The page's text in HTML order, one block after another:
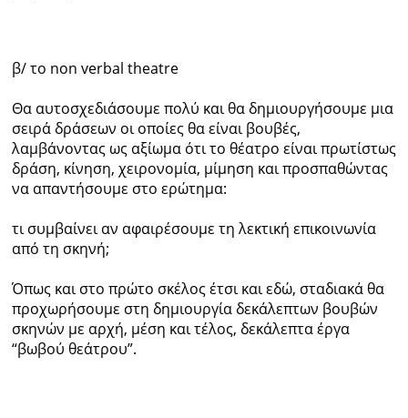
β/ το non verbal theatre
Θα αυτοσχεδιάσουμε πολύ και θα δημιουργήσουμε μια
σειρά δράσεων οι οποίες θα είναι βουβές,
λαμβάνοντας ως αξίωμα ότι το θέατρο είναι πρωτίστως
δράση, κίνηση, χειρονομία, μίμηση και προσπαθώντας
να απαντήσουμε στο ερώτημα:
τι συμβαίνει αν αφαιρέσουμε τη λεκτική επικοινωνία
από τη σκηνή;
Όπως και στο πρώτο σκέλος έτσι και εδώ, σταδιακά θα
προχωρήσουμε στη δημιουργία δεκάλεπτων βουβών
σκηνών με αρχή, μέση και τέλος, δεκάλεπτα έργα
“βωβού θεάτρου”.